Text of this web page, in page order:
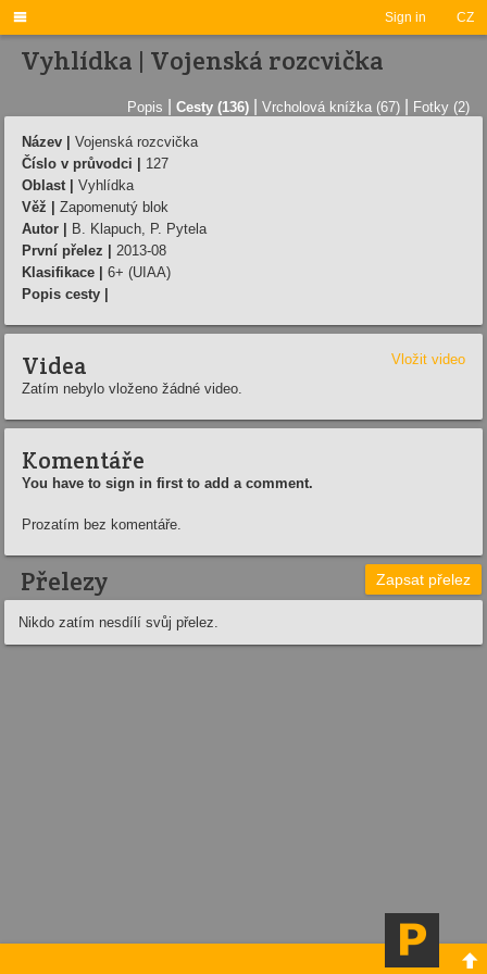
Sign in CZ

Vyhlídka | Vojenská rozcvička
Popis Cesty (136) Vrcholová knížka (67) Fotky (2)
Název |
Vojenská rozcvička
Číslo v průvodci |
127
Oblast |
Vyhlídka
Věž |
Zapomenutý blok
Autor |
B. Klapuch, P. Pytela
První přelez |
2013-08
Klasifikace |
6+ (UIAA)
Popis cesty |
Videa
Vložit video
Zatím nebylo vloženo žádné video.
Komentáře
You have to sign in first to add a comment.
Prozatím bez komentáře.
Přelezy Zapsat přelez
Nikdo zatím nesdílí svůj přelez.
